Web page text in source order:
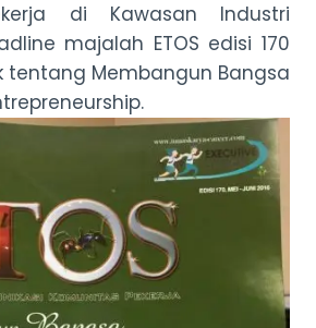
di Kawasan Industri
majalah ETOS edisi 170
tentang Membangun Bangsa